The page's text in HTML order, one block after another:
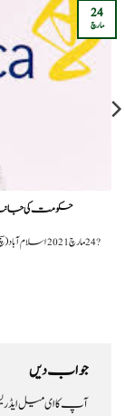
حکومت کی جانب
?️ 24 مارچ
24
مارچ
جواب دیں
آپ کا ای میل